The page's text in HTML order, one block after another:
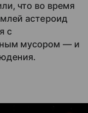
что во время
астероид
с
мусором — и